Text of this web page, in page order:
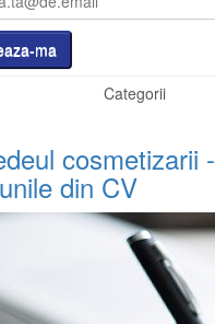
Categorii
cosmetizarii -
din CV